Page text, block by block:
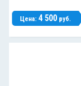
Цена:4 500 руб.